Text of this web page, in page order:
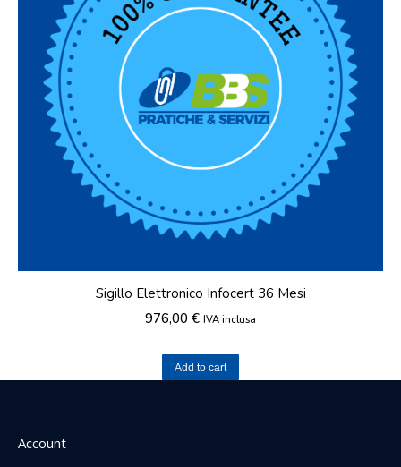
Sigillo Elettronico Infocert 36 Mesi
976,00 € IVA inclusa
Add to cart
Account